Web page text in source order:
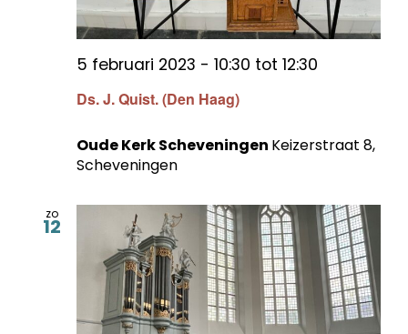
Ds. J. Quist. (Den Haag)
5 februari 2023 - 10:30 tot 12:30
Oude Kerk Scheveningen Keizerstraat 8,
Scheveningen
zo
12